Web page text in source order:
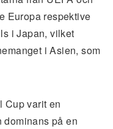
Europa respektive
i Japan, vilket
i Asien, som
Cup varit en
dominans på en